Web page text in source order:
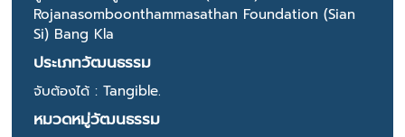
Rojanasomboonthammasathan Foundation (Sian
Si) Bang Kla
ประเภทวัฒนธรรม
จับต้องได้ : Tangible.
หมวดหมู่วัฒนธรรม